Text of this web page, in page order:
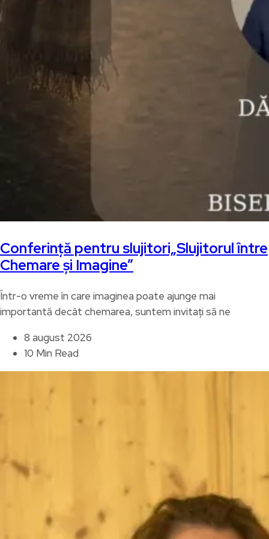
Conferință pentru slujitori„Slujitorul între
Chemare și Imagine”
Într-o vreme în care imaginea poate ajunge mai
importantă decât chemarea, suntem invitați să ne
8 august 2026
10 Min Read